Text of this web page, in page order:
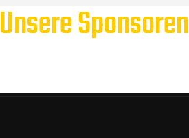
Unsere Sponsoren